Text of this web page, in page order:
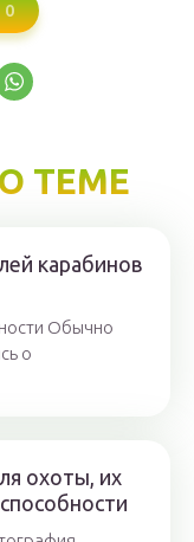
0
ТЕМЕ
карабинов
Обычно
о
охоты, их